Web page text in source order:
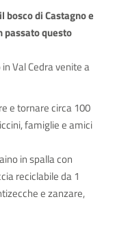
di Castagno e
questo
Val Cedra venite a
e tornare circa 100
famiglie e amici
in spalla con
reciclabile da 1
e zanzare,